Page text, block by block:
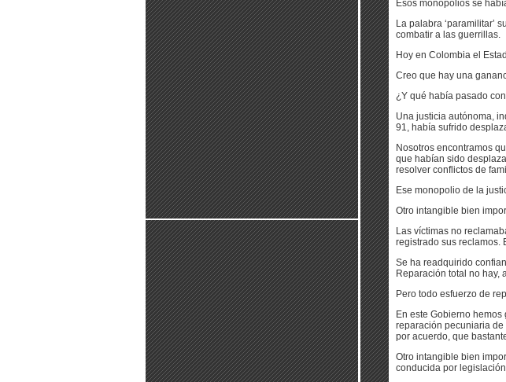
Esos monopolios se
La palabra ‘paramilitar’
combatir a las guerrillas.
Hoy en Colombia el
Creo que hay una
¿Y qué había pasado
Una justicia autónoma,
91, había sufrido
Nosotros encontramos
que habían sido
resolver conflictos de
Ese monopolio de la
Otro intangible bien
Las víctimas no
registrado sus reclamos.
Se ha readquirido
Reparación total no hay,
Pero todo esfuerzo de
En este Gobierno
reparación pecuniaria
por acuerdo, que
Otro intangible bien
conducida por